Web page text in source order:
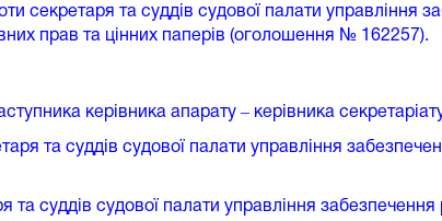
секретаря та суддів судової палати управління
прав та цінних паперів (оголошення № 162257).
керівника апарату ‒ керівника
та суддів судової палати управління
та суддів судової палати управління